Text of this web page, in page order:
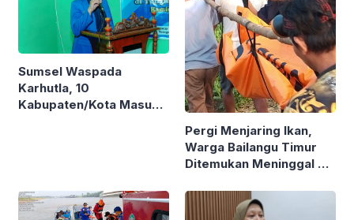
Sumsel Waspada
Karhutla, 10
Kabupaten/Kota Masuk
Pergi Menjaring Ikan,
Warga Bailangu Timur
Ditemukan Meninggal di